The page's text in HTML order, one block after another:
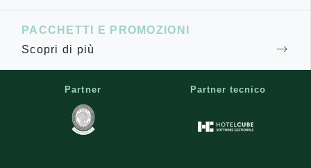
PACCHETTI E PROMOZIONI
Scopri di più
Partner Partner tecnico